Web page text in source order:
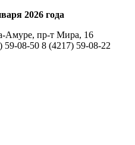
2026 года
Амуре, пр-т Мира, 16
08-50 8 (4217) 59-08-22